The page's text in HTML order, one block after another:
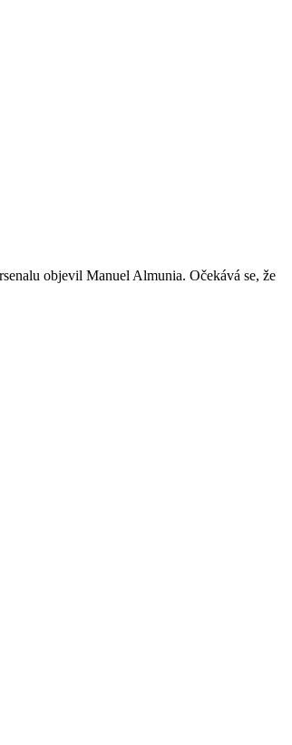
objevil Manuel Almunia. Očekává se, že